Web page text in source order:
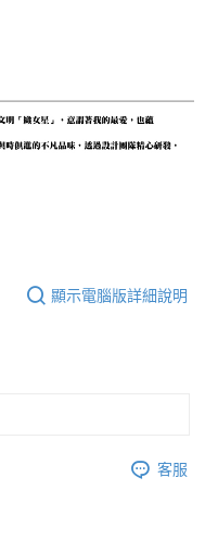
顯示電腦版詳細說明
客服